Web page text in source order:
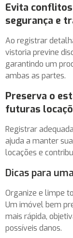
Evita
segurança e
Ao registrar
vistoria previne
garantindo um
ambas as partes.
Preserva o
futuras
Registrar
ajuda a manter
locações e
Dicas para
Organize e limpe
Um imóvel bem
mais rápida,
possíveis danos.